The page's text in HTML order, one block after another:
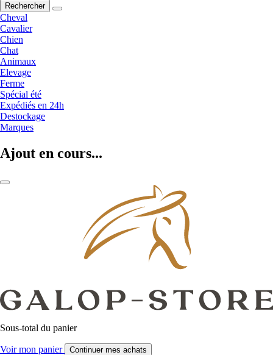
Rechercher
Cheval
Cavalier
Chien
Chat
Animaux
Elevage
Ferme
Spécial été
Expédiés en 24h
Destockage
Marques
Ajout en cours...
Sous-total du panier
Voir mon panier Continuer mes achats